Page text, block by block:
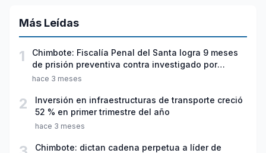
Más Leídas
1
Chimbote: Fiscalía Penal del Santa logra 9 meses
de prisión preventiva contra investigado por
violación sexual y tentativa de feminicidio
hace 3 meses
2
Inversión en infraestructuras de transporte creció
52 % en primer trimestre del año
hace 3 meses
Chimbote: dictan cadena perpetua a líder de